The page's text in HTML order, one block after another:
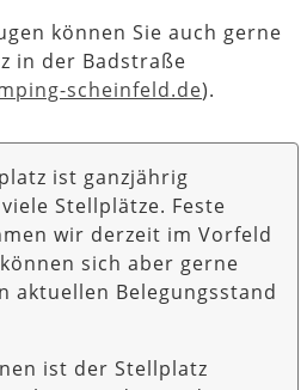
können Sie auch gerne
in der Badstraße
scheinfeld.de).
ist ganzjährig
Stellplätze. Feste
wir derzeit im Vorfeld
sich aber gerne
aktuellen Belegungsstand
ist der Stellplatz